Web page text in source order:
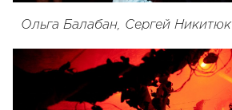
Ольга Балабан, Сергей Никитюк